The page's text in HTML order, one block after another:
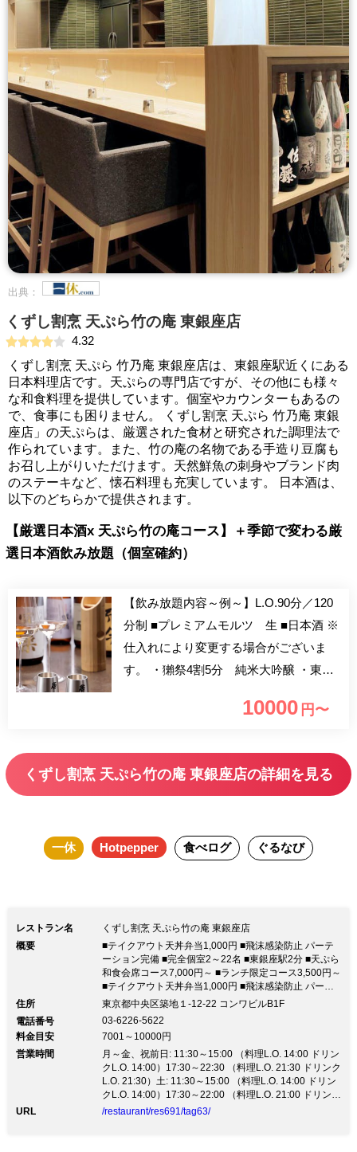
出典：
くずし割烹 天ぷら竹の庵 東銀座店
4.32
くずし割烹 天ぷら 竹乃庵 東銀座店は、東銀座駅近くにある
日本料理店です。天ぷらの専門店ですが、その他にも様々
な和食料理を提供しています。個室やカウンターもあるの
で、食事にも困りません。 くずし割烹 天ぷら 竹乃庵 東銀
座店」の天ぷらは、厳選された食材と研究された調理法で
作られています。また、竹の庵の名物である手造り豆腐も
お召し上がりいただけます。天然鮮魚の刺身やブランド肉
のステーキなど、懐石料理も充実しています。 日本酒は、
以下のどちらかで提供されます。
【厳選日本酒x 天ぷら竹の庵コース】＋季節で変わる厳
選日本酒飲み放題（個室確約）
【飲み放題内容～例～】L.O.90分／120
分制 ■プレミアムモルツ 生 ■日本酒 ※
仕入れにより変更する場合がございま
す。 ・獺祭4割5分 純米大吟醸 ・東
限定蔵出し ・黒龍 九頭竜 逸品 ・梅
盤 純米大吟醸 ・久礼 辛口純米 ・雨
ス】 料理長の吟味された食材と研究
れるお店です。 ■おすすめご利用シー
ン ご接待・ご会食・デート 会社等のご
宴会
10000 円〜
くずし割烹 天ぷら竹の庵 東銀座店の詳細を見る
一休 Hotpepper 食べログ ぐるなび
レストラン名
くずし割烹 天ぷら竹の庵 東銀座店
概要
■テイクアウト天丼弁当1,000円 ■飛沫感染防止 パーテ
ーション完備 ■完全個室2～22名 ■東銀座駅2分 ■天ぷら
和食会席コース7,000円～ ■ランチ限定コース3,500円～
■テイクアウト天丼弁当1,000円 ■飛沫感染防止 パーテ
ーション完備 ■完全個室2～22名 ■東銀座駅2分 ■天ぷら
※東京都の自粛要請解除により通常営業に戻りました。
◆旬の食材を使用 熟練の職人による逸品 ご接待から大
切な人とのお食事にも。 ◆テイクアウト◆天丼弁当
1,000円 海老天のり巻1本800円 2本1,400円 お電話にて
受付。050-3469-9823 ◆特別コース 『九谷コース』
8,000円 『日本酒飲み放題コース』10,000円 ◆天ぷら
+会席コース 【竹】 7,000円全5品 【庵】 8,800円全8品
住所
東京都中央区築地１-12-22 コンワビルB1F
電話番号
03-6226-5622
料金目安
7001～10000円
営業時間
月～金、祝前日: 11:30～15:00 （料理L.O. 14:00 ドリン
クL.O. 14:00）17:30～22:30 （料理L.O. 21:30 ドリンク
L.O. 21:30）土: 11:30～15:00 （料理L.O. 14:00 ドリン
クL.O. 14:00）17:30～22:00 （料理L.O. 21:00 ドリンク
L.O. 21:00）
URL /restaurant/res691/tag63/